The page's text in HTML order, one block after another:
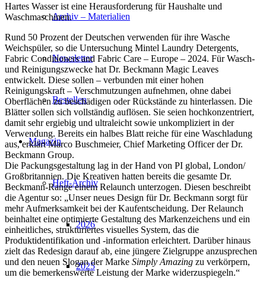
Archiv – Materialien
Newsletter
Bestellen
Magazin
Heft-Archiv
2026
2025
Hartes Wasser ist eine Herausforderung für Haushalte und
Waschmaschinen.
Rund 50 Prozent der Deutschen verwenden für ihre Wasche
Weichspüler, so die Untersuchung Mintel Laundry Detergents,
Fabric Conditioners and Fabric Care – Europe – 2024. Für Wasch-
und Reinigungszwecke hat Dr. Beckmann Magic Leaves
entwickelt. Diese sollen – verbunden mit einer hohen
Reinigungskraft – Verschmutzungen aufnehmen, ohne dabei
Oberflächen zu beschädigen oder Rückstände zu hinterlassen. Die
Blätter sollen sich vollständig auflösen. Sie seien hochkonzentriert,
damit sehr ergiebig und ultraleicht sowie unkompliziert in der
Verwendung. Bereits ein halbes Blatt reiche für eine Waschladung
aus, erklärt Marco Buschmeier, Chief Marketing Officer der Dr.
Beckmann Group.
Die Packungsgestaltung lag in der Hand von PI global, London/
Großbritannien. Die Kreativen hatten bereits die gesamte Dr.
Beckmann-Range einem Relaunch unterzogen. Diesen beschreibt
die Agentur so: „Unser neues Design für Dr. Beckmann sorgt für
mehr Aufmerksamkeit bei der Kaufentscheidung. Der Relaunch
beinhaltet eine optimierte Gestaltung des Markenzeichens und ein
einheitliches, strukturiertes visuelles System, das die
Produktidentifikation und -information erleichtert. Darüber hinaus
zielt das Redesign darauf ab, eine jüngere Zielgruppe anzusprechen
und den neuen Slogan der Marke Simply Amazing zu verkörpern,
um die bemerkenswerte Leistung der Marke widerzuspiegeln.“